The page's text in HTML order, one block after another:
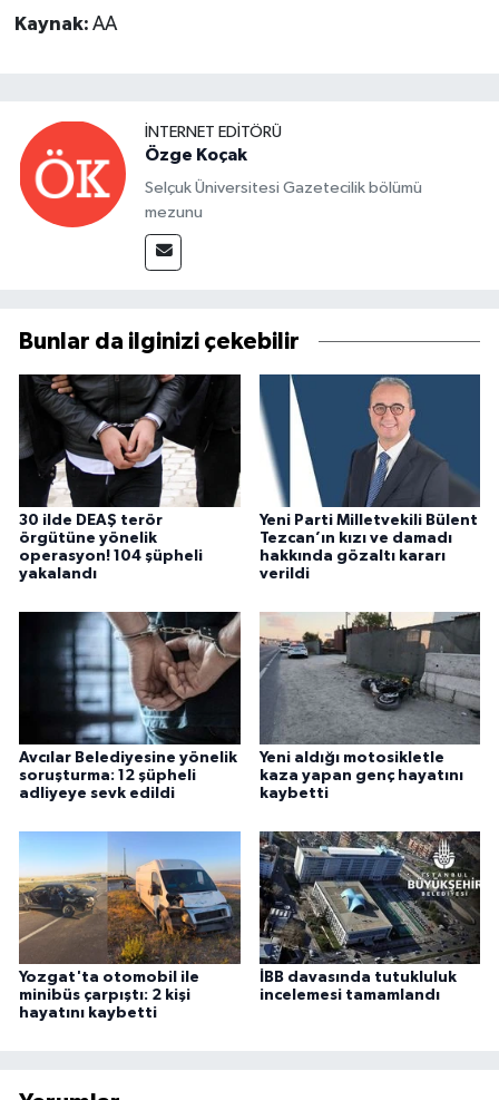
Kaynak: AA
İNTERNET EDITÖRÜ
Özge Koçak
Selçuk Üniversitesi Gazetecilik bölümü
mezunu
Bunlar da ilginizi çekebilir
30 ilde DEAŞ terör
örgütüne yönelik
operasyon! 104 şüpheli
yakalandı
Yeni Parti Milletvekili Bülent
Tezcan’ın kızı ve damadı
hakkında gözaltı kararı
verildi
Avcılar Belediyesine yönelik
soruşturma: 12 şüpheli
adliyeye sevk edildi
Yeni aldığı motosikletle
kaza yapan genç hayatını
kaybetti
Yozgat'ta otomobil ile
minibüs çarpıştı: 2 kişi
hayatını kaybetti
İBB davasında tutukluluk
incelemesi tamamlandı